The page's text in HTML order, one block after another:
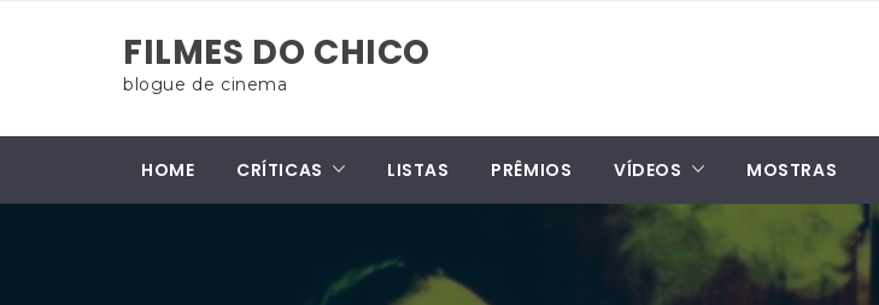
FILMES DO CHICO
blogue de cinema
HOME CRÍTICAS LISTAS PRÊMIOS VÍDEOS MOSTRAS